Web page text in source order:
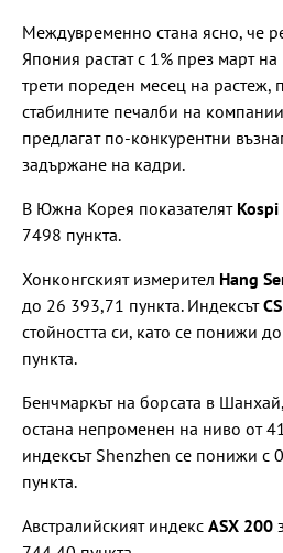
Междувременно стана ясно, че
Япония растат с 1% през март
трети пореден месец на растеж,
стабилните печалби на
предлагат по-конкурентни
задържане на кадри.
В Южна Корея показателят Kospi
7498 пункта.
Хонконгският измерител Hang
до 26 393,71 пункта. Индексът
стойността си, като се понижи
пункта.
Бенчмаркът на борсата в Шанхай,
остана непроменен на ниво от
индексът Shenzhen се понижи с
пункта.
Австралийският индекс ASX 200